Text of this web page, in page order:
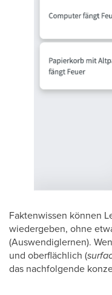
Faktenwissen können
wiedergeben, ohne
(Auswendiglernen).
und oberflächlich (
das nachfolgende